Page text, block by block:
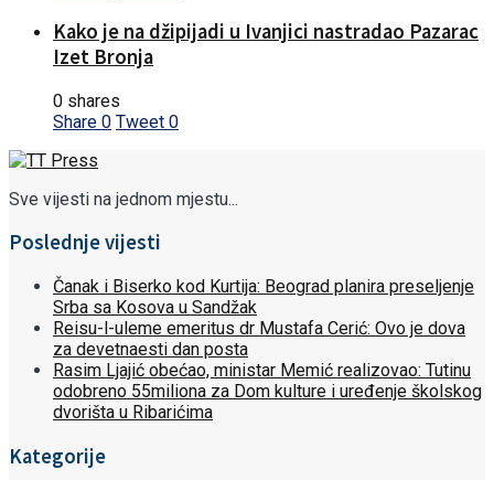
Kako je na džipijadi u Ivanjici nastradao Pazarac
Izet Bronja
0 shares
Share 0 Tweet 0
Sve vijesti na jednom mjestu...
Poslednje vijesti
Čanak i Biserko kod Kurtija: Beograd planira preseljenje
Srba sa Kosova u Sandžak
Reisu-l-uleme emeritus dr Mustafa Cerić: Ovo je dova
za devetnaesti dan posta
Rasim Ljajić obećao, ministar Memić realizovao: Tutinu
odobreno 55miliona za Dom kulture i uređenje školskog
dvorišta u Ribarićima
Kategorije